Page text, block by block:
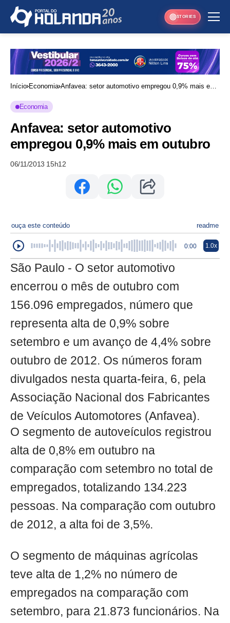
STORIES
Início Economia Anfavea: setor automotivo empregou 0,9% mais em
Economia
Anfavea: setor automotivo
empregou 0,9% mais em outubro
06/11/2013 15h12
ouça este conteúdo readme
0:00 1.0x
São Paulo - O setor automotivo
encerrou o mês de outubro com
156.096 empregados, número que
representa alta de 0,9% sobre
setembro e um avanço de 4,4% sobre
outubro de 2012. Os números foram
divulgados nesta quarta-feira, 6, pela
Associação Nacional dos Fabricantes
de Veículos Automotores (Anfavea).
O segmento de autoveículos registrou
alta de 0,8% em outubro na
comparação com setembro no total de
empregados, totalizando 134.223
pessoas. Na comparação com outubro
de 2012, a alta foi de 3,5%.
O segmento de máquinas agrícolas
teve alta de 1,2% no número de
empregados na comparação com
setembro, para 21.873 funcionários. Na